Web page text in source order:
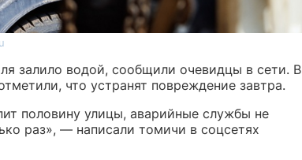
залило водой, сообщили очевидцы в сети. В
что устранят повреждение завтра.
половину улицы, аварийные службы не
раз», — написали томичи в соцсетях